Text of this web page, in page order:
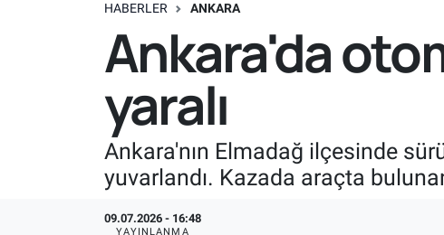
HABERLER ANKARA
Ankara'da
yaralı
Ankara'nın Elmadağ ilçesinde
yuvarlandı. Kazada araçta
09.07.2026 - 16:48
YAYINLANMA
Süper Lig Puan Durumu ve Fikstür
Son Dakika Haberleri
Haber Arşivi